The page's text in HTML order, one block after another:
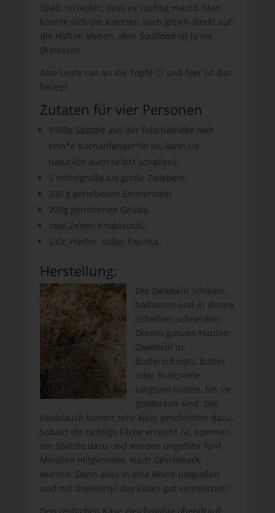
Spaß: so lecker, dass es süchtig macht. Man
könnte sich die Kalorien auch gleich direkt auf
die Hüften kleben, aber Soulfood ist ja nie
Diätessen.
Also Leute ran an die Töpfe 🙂 und hier ist das
Rezept
Zutaten für vier Personen
1000g Spätzle aus der Frischetheke (wer
kein*e Kochanfänger*in ist, kann sie
natürlich auch selbst schaben)
5 mittelgroße bis große Zwiebeln
200 g geriebenen Emmentaler
200g geriebenen Gauda,
zwei Zehen Knoblauch,
Salz, Pfeffer, süßer Paprika
Herstellung:
Die Zwiebeln schälen,
halbieren und in dünne
Scheiben schneiden.
Diesen ganzen Haufen
Zwiebeln in
Butterschmalz, Butter
oder Bratcreme
langsam braten, bis sie
goldbraun sind. Der
Knoblauch kommt sehr klein geschnitten dazu.
Sobald die richtige Farbe erreicht ist, kommen
die Spätzle dazu und werden ungefähr fünf
Minuten mitgeröstet. Nach Geschmack
würzen. Dann alles in eine Reine umgießen
und mit dreiviertel des Käses gut vermischen.